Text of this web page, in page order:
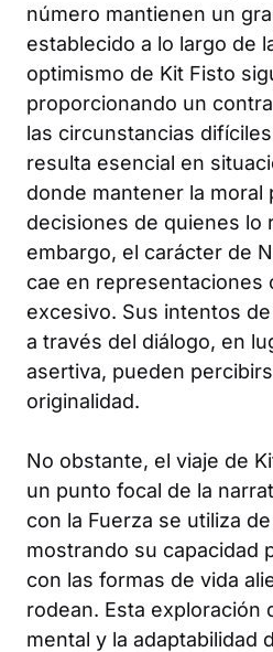
número mantienen un
establecido a lo largo de
optimismo de Kit Fisto
proporcionando un
las circunstancias
resulta esencial en
donde mantener la moral
decisiones de quienes lo
embargo, el carácter de
cae en representaciones
excesivo. Sus intentos
a través del diálogo, en
asertiva, pueden
originalidad.
No obstante, el viaje de
un punto focal de la
con la Fuerza se utiliza
mostrando su capacidad
con las formas de vida
rodean. Esta exploración
mental y la adaptabilidad